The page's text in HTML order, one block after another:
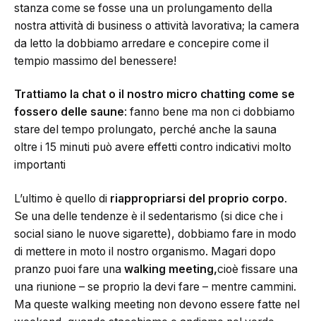
stanza come se fosse una un prolungamento della
nostra attività di business o attività lavorativa; la camera
da letto la dobbiamo arredare e concepire come il
tempio massimo del benessere!
Trattiamo la chat o il nostro micro chatting come se
fossero delle saune: fanno bene ma non ci dobbiamo
stare del tempo prolungato, perché anche la sauna
oltre i 15 minuti può avere effetti contro indicativi molto
importanti
L’ultimo è quello di riappropriarsi del proprio corpo.
Se una delle tendenze è il sedentarismo (si dice che i
social siano le nuove sigarette), dobbiamo fare in modo
di mettere in moto il nostro organismo. Magari dopo
pranzo puoi fare una walking meeting,cioè fissare una
una riunione – se proprio la devi fare – mentre cammini.
Ma queste walking meeting non devono essere fatte nel